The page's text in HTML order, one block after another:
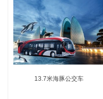
13.7米海豚公交车